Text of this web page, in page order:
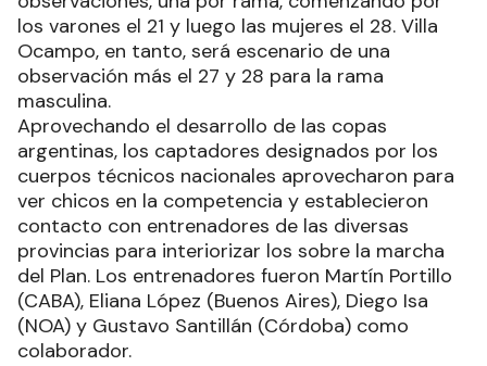
los varones el 21 y luego las mujeres el 28. Villa
Ocampo, en tanto, será escenario de una
observación más el 27 y 28 para la rama
masculina.
Aprovechando el desarrollo de las copas
argentinas, los captadores designados por los
cuerpos técnicos nacionales aprovecharon para
ver chicos en la competencia y establecieron
contacto con entrenadores de las diversas
provincias para interiorizar los sobre la marcha
del Plan. Los entrenadores fueron Martín Portillo
(CABA), Eliana López (Buenos Aires), Diego Isa
(NOA) y Gustavo Santillán (Córdoba) como
colaborador.